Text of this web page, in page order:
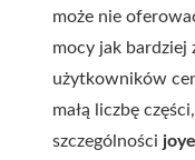
może nie
mocy jak bardziej
użytkowników
małą liczbę części,
szczególności